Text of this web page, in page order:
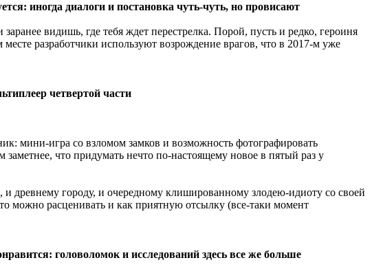
иногда диалоги и постановка чуть-чуть, но провисают
видишь, где тебя ждет перестрелка. Порой, пусть и редко, героиня
разработчики используют возрождение врагов, что в 2017-м уже
четвертой части
мини-игра со взломом замков и возможность фотографировать
что придумать нечто по-настоящему новое в пятый раз у
древнему городу, и очередному клишированному злодею-идиоту со своей
можно расценивать и как приятную отсылку (все-таки момент
головоломок и исследований здесь все же больше